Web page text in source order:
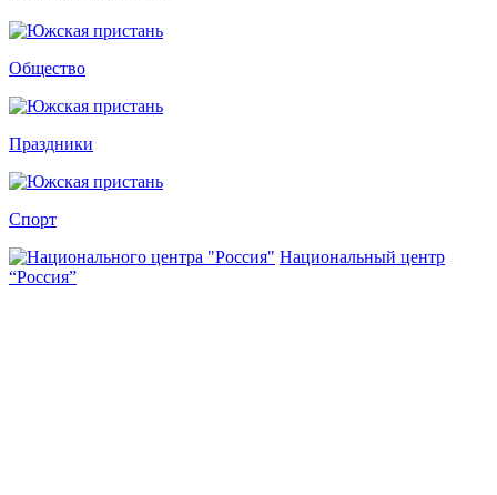
Общество
Праздники
Спорт
Национальный центр
“Россия”